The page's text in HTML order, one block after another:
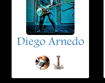
Diego Arnedo